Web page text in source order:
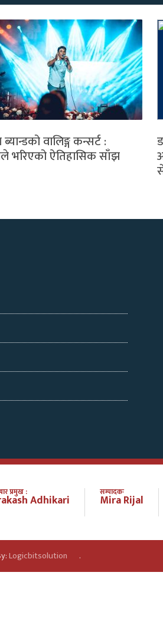
वालिङ्ग कन्सर्ट :
भरिएको ऐतिहासिक साँझ
प्रमुख : Adhikari सम्पादकः
Mira Rijal
Logicbitsolution .